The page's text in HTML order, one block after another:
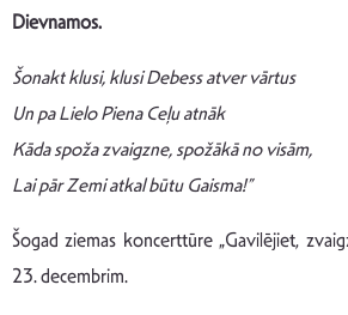
Dievnamos.
Šonakt klusi, klusi Debess atver vārtus
Un pa Lielo Piena Ceļu atnāk
Kāda spoža zvaigzne, spožākā no visām,
Lai pār Zemi atkal būtu Gaisma!”
Šogad ziemas koncerttūre „Gavilējiet,
23. decembrim.